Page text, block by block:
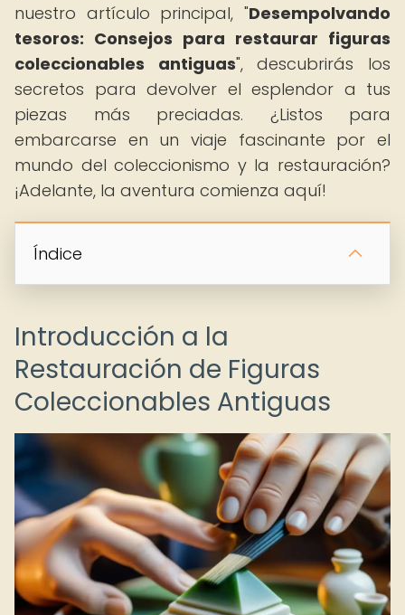
nuestro artículo principal, "Desempolvando
tesoros: Consejos para restaurar figuras
coleccionables antiguas", descubrirás los
secretos para devolver el esplendor a tus
piezas más preciadas. ¿Listos para
embarcarse en un viaje fascinante por el
mundo del coleccionismo y la restauración?
¡Adelante, la aventura comienza aquí!
Índice
Introducción a la
Restauración de Figuras
Coleccionables Antiguas